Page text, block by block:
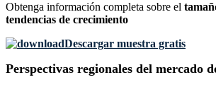
Obtenga información completa sobre el
tendencias de crecimiento
Descargar muestra gratis
Perspectivas regionales del mercado